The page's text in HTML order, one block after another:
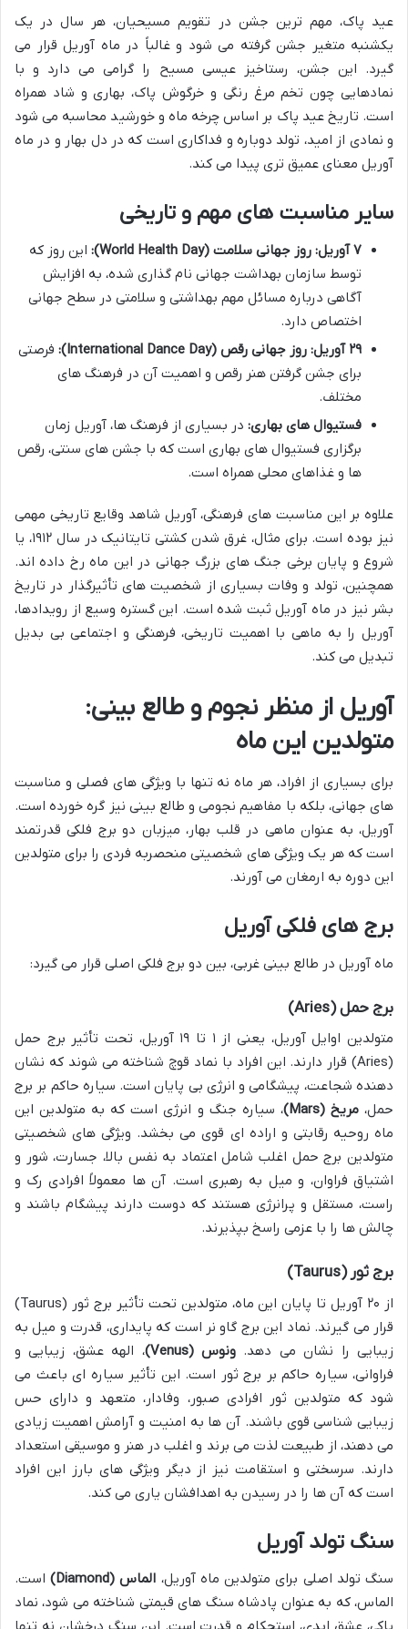
عید پاک، مهم ترین جشن در تقویم مسیحیان، هر سال در یک
یکشنبه متغیر جشن گرفته می شود و غالباً در ماه آوریل قرار می
گیرد. این جشن، رستاخیز عیسی مسیح را گرامی می دارد و با
نمادهایی چون تخم مرغ رنگی و خرگوش پاک، بهاری و شاد همراه
است. تاریخ عید پاک بر اساس چرخه ماه و خورشید محاسبه می شود
و نمادی از امید، تولد دوباره و فداکاری است که در دل بهار و در ماه
آوریل معنای عمیق تری پیدا می کند.
سایر مناسبت های مهم و تاریخی
۷ آوریل: روز جهانی سلامت (World Health Day):
این روز که
توسط سازمان بهداشت جهانی نام گذاری شده، به افزایش
آگاهی درباره مسائل مهم بهداشتی و سلامتی در سطح جهانی
اختصاص دارد.
۲۹ آوریل: روز جهانی رقص (International Dance Day):
فرصتی
برای جشن گرفتن هنر رقص و اهمیت آن در فرهنگ های
مختلف.
فستیوال های بهاری: در بسیاری از فرهنگ ها، آوریل زمان
برگزاری فستیوال های بهاری است که با جشن های سنتی، رقص
ها و غذاهای محلی همراه است.
علاوه بر این مناسبت های فرهنگی، آوریل شاهد وقایع تاریخی مهمی
نیز بوده است. برای مثال، غرق شدن کشتی تایتانیک در سال ۱۹۱۲، یا
شروع و پایان برخی جنگ های بزرگ جهانی در این ماه رخ داده اند.
همچنین، تولد و وفات بسیاری از شخصیت های تأثیرگذار در تاریخ
بشر نیز در ماه آوریل ثبت شده است. این گستره وسیع از رویدادها،
آوریل را به ماهی با اهمیت تاریخی، فرهنگی و اجتماعی بی بدیل
تبدیل می کند.
آوریل از منظر نجوم و طالع بینی:
متولدین این ماه
برای بسیاری از افراد، هر ماه نه تنها با ویژگی های فصلی و مناسبت
های جهانی، بلکه با مفاهیم نجومی و طالع بینی نیز گره خورده است.
آوریل، به عنوان ماهی در قلب بهار، میزبان دو برج فلکی قدرتمند
است که هر یک ویژگی های شخصیتی منحصربه فردی را برای متولدین
این دوره به ارمغان می آورند.
برج های فلکی آوریل
ماه آوریل در طالع بینی غربی، بین دو برج فلکی اصلی قرار می گیرد:
برج حمل (Aries)
متولدین اوایل آوریل، یعنی از ۱ تا ۱۹ آوریل، تحت تأثیر برج حمل
(Aries) قرار دارند. این افراد با نماد قوچ شناخته می شوند که نشان
دهنده شجاعت، پیشگامی و انرژی بی پایان است. سیاره حاکم بر برج
حمل،مریخ (Mars)
، سیاره جنگ و انرژی است که به متولدین این
ماه روحیه رقابتی و اراده ای قوی می بخشد. ویژگی های شخصیتی
متولدین برج حمل اغلب شامل اعتماد به نفس بالا، جسارت، شور و
اشتیاق فراوان، و میل به رهبری است. آن ها معمولاً افرادی رک و
راست، مستقل و پرانرژی هستند که دوست دارند پیشگام باشند و
چالش ها را با عزمی راسخ بپذیرند.
برج ثور (Taurus)
از ۲۰ آوریل تا پایان این ماه، متولدین تحت تأثیر برج ثور (Taurus)
قرار می گیرند. نماد این برج گاو نر است که پایداری، قدرت و میل به
زیبایی را نشان می دهد. ونوس (Venus)
، الهه عشق، زیبایی و
فراوانی، سیاره حاکم بر برج ثور است. این تأثیر سیاره ای باعث می
شود که متولدین ثور افرادی صبور، وفادار، متعهد و دارای حس
زیبایی شناسی قوی باشند. آن ها به امنیت و آرامش اهمیت زیادی
می دهند، از طبیعت لذت می برند و اغلب در هنر و موسیقی استعداد
دارند. سرسختی و استقامت نیز از دیگر ویژگی های بارز این افراد
است که آن ها را در رسیدن به اهدافشان یاری می کند.
سنگ تولد آوریل
سنگ تولد اصلی برای متولدین ماه آوریل، الماس (Diamond)
است.
الماس، که به عنوان پادشاه سنگ های قیمتی شناخته می شود، نماد